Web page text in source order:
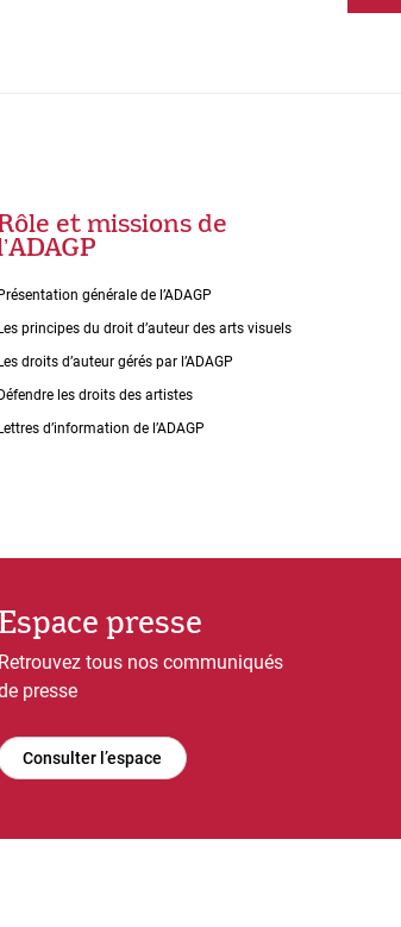
et missions de
Présentation générale de l’ADAGP
Les principes du droit dʼauteur des arts visuels
Les droits dʼauteur gérés par lʼADAGP
Défendre les droits des artistes
Lettres dʼinformation de lʼADAGP
presse
Retrouvez tous nos communiqués
presse
Consulter l’espace